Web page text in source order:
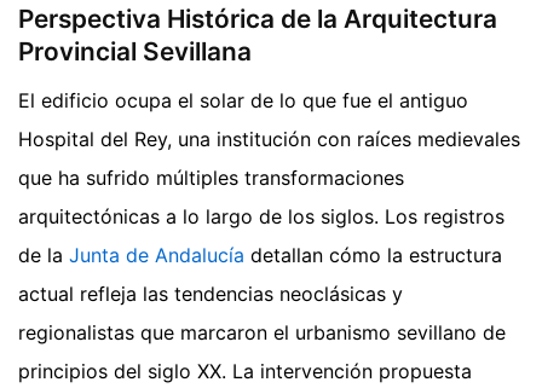
Perspectiva Histórica de la Arquitectura
Provincial Sevillana
El edificio ocupa el solar de lo que fue el antiguo
Hospital del Rey, una institución con raíces medievales
que ha sufrido múltiples transformaciones
arquitectónicas a lo largo de los siglos. Los registros
de la Junta de Andalucía detallan cómo la estructura
actual refleja las tendencias neoclásicas y
regionalistas que marcaron el urbanismo sevillano de
principios del siglo XX. La intervención propuesta